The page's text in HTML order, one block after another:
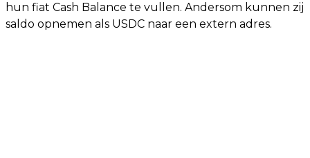
hun fiat Cash Balance te vullen. Andersom kunnen zij
saldo opnemen als USDC naar een extern adres.